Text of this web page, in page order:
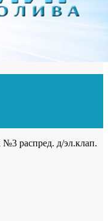
распред. д/эл.клап.